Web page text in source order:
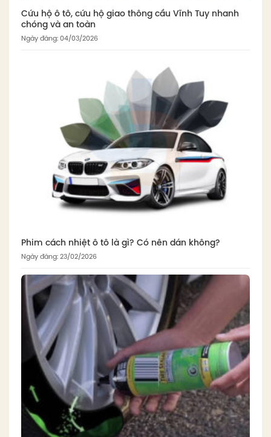
Cứu hộ ô tô, cứu hộ giao thông cầu Vĩnh Tuy nhanh
chóng và an toàn
Ngày đăng: 04/03/2026
Phim cách nhiệt ô tô là gì? Có nên dán không?
Ngày đăng: 23/02/2026